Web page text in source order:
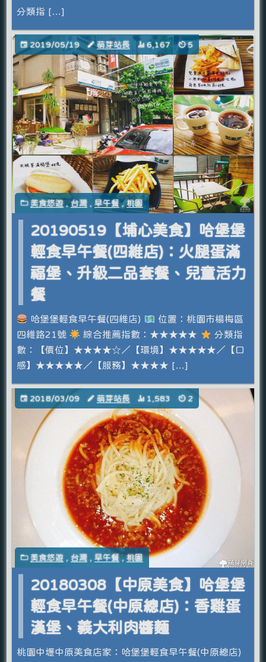
分類指 […]
2019/05/19 萌芽站長 6,167 5
美食悠遊,台灣 ,早午餐,桃園
20190519【埔心美食】哈堡堡
輕食早午餐(四維店)：火腿蛋滿
福堡、升級二品套餐、兒童活力
餐
哈堡堡輕食早午餐(四維店)
位置：桃園市楊梅區
四維路21號
綜合推薦指數：★★★★★
分類指
數：【價位】★★★★☆／【環境】★★★★★／【口
感】★★★★★／【服務】★★★★ […]
2018/03/09 萌芽站長 1,583 2
美食悠遊 ,台灣 ,早午餐,桃園
20180308【中原美食】哈堡堡
輕食早午餐(中原總店)：香雞蛋
漢堡、義大利肉醬麵
桃園中壢中原美食店家：哈堡堡輕食早午餐(中原總店)